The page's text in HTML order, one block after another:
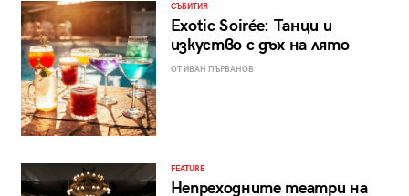
СЪБИТИЯ
Exotic Soirée: Танци и
изкуство с дъх на лято
ОТ ИВАН ПЪРВАНОВ
FEATURE
Непреходните театри на